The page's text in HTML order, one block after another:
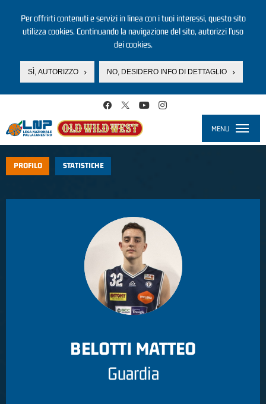
Per offrirti contenuti e servizi in linea con i tuoi interessi, questo sito
utilizza cookies. Continuando la navigazione del sito, autorizzi l’uso
dei cookies.
SÌ, AUTORIZZO NO, DESIDERO INFO DI DETTAGLIO
MENU
PROFILO STATISTICHE
BELOTTI MATTEO
Guardia